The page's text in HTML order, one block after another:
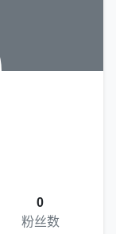
0
粉丝数